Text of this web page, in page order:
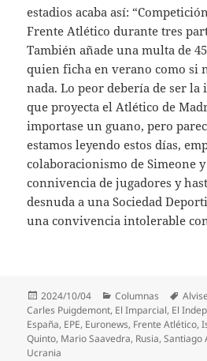
estadios acaba así:
Frente Atlético durante tres
También añade una multa de
quien ficha en verano como si
nada. Lo peor debería de ser
que proyecta el Atlético de
importase un guano, pero
estamos leyendo estos días,
colaboracionismo de Simeone
connivencia de jugadores y
desnuda a una Sociedad
una convivencia intolerable
Publicado
el
2024/10/04 Categorías
Columnas
Carles Puigdemont, El Imparcial, El
España, EPE, Euronews, Frente Atlético,
Quinto, Mario Saavedra, Rusia,Santiago
Ucrania